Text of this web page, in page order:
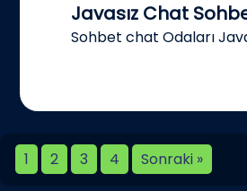
Javasız Chat
Sohbet chat Odaları
1 2 3 4 Sonraki »